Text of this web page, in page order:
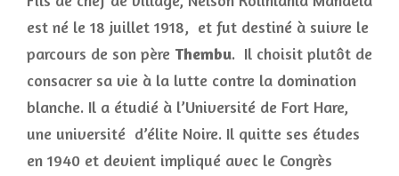
est né le 18 juillet 1918, et fut destiné à suivre le
parcours de son père Thembu. Il choisit plutôt de
consacrer sa vie à la lutte contre la domination
blanche. Il a étudié à l’Université de Fort Hare,
une université d’élite Noire. Il quitte ses études
en 1940 et devient impliqué avec le Congrès